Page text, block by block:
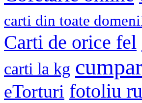
carti din toate
Carti de orice fel
carti la kg
eTorturi fotoliu